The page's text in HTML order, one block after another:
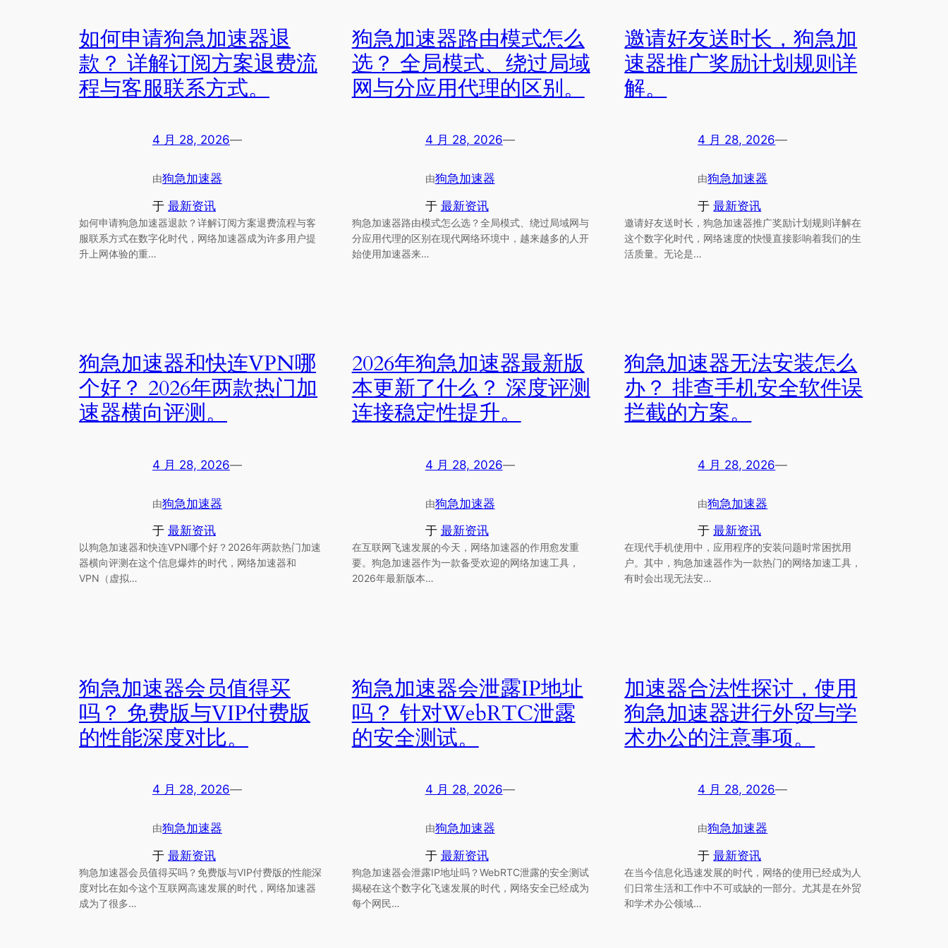
如何申请狗急加速器退
款？ 详解订阅方案退费流
程与客服联系方式。
4 月 28, 2026—
由狗急加速器
于 最新资讯
如何申请狗急加速器退款？详解订阅方案退费流程与客
服联系方式在数字化时代，网络加速器成为许多用户提
升上网体验的重…
狗急加速器路由模式怎么
选？ 全局模式、绕过局域
网与分应用代理的区别。
4 月 28, 2026—
由狗急加速器
于 最新资讯
狗急加速器路由模式怎么选？全局模式、绕过局域网与
分应用代理的区别在现代网络环境中，越来越多的人开
始使用加速器来…
邀请好友送时长，狗急加
速器推广奖励计划规则详
解。
4 月 28, 2026—
由狗急加速器
于最新资讯
邀请好友送时长，狗急加速器推广奖励计划规则详解在
这个数字化时代，网络速度的快慢直接影响着我们的生
活质量。无论是…
狗急加速器和快连VPN哪
个好？ 2026年两款热门加
速器横向评测。
4 月 28, 2026—
由狗急加速器
于 最新资讯
以狗急加速器和快连VPN哪个好？2026年两款热门加速
器横向评测在这个信息爆炸的时代，网络加速器和
VPN（虚拟…
2026年狗急加速器最新版
本更新了什么？ 深度评测
连接稳定性提升。
4 月 28, 2026—
由狗急加速器
于 最新资讯
在互联网飞速发展的今天，网络加速器的作用愈发重
要。狗急加速器作为一款备受欢迎的网络加速工具，
2026年最新版本…
狗急加速器无法安装怎么
办？ 排查手机安全软件误
拦截的方案。
4 月 28, 2026—
由狗急加速器
于最新资讯
在现代手机使用中，应用程序的安装问题时常困扰用
户。其中，狗急加速器作为一款热门的网络加速工具，
有时会出现无法安…
狗急加速器会员值得买
吗？ 免费版与VIP付费版
的性能深度对比。
4 月 28, 2026—
由狗急加速器
于 最新资讯
狗急加速器会员值得买吗？免费版与VIP付费版的性能深
度对比在如今这个互联网高速发展的时代，网络加速器
成为了很多…
狗急加速器会泄露IP地址
吗？ 针对WebRTC泄露
的安全测试。
4 月 28, 2026—
由狗急加速器
于 最新资讯
狗急加速器会泄露IP地址吗？WebRTC泄露的安全测试
揭秘在这个数字化飞速发展的时代，网络安全已经成为
每个网民…
加速器合法性探讨，使用
狗急加速器进行外贸与学
术办公的注意事项。
4 月 28, 2026—
由狗急加速器
于最新资讯
在当今信息化迅速发展的时代，网络的使用已经成为人
们日常生活和工作中不可或缺的一部分。尤其是在外贸
和学术办公领域…